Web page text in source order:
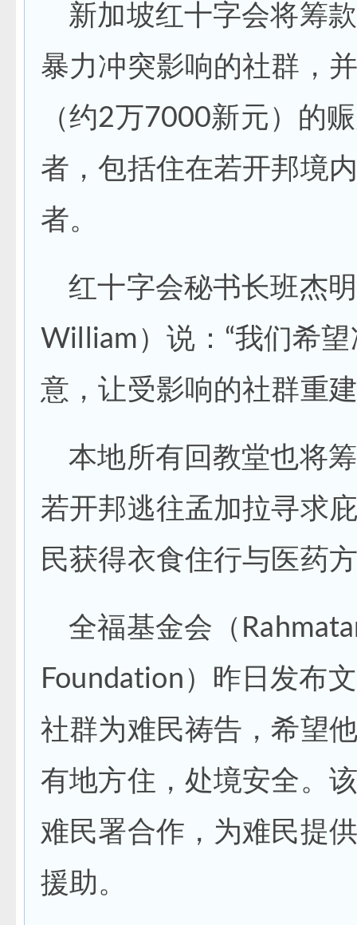
新加坡红十字会将筹
暴力冲突影响的社群，
（约2万7000新元）的
者，包括住在若开邦境
者。
红十字会秘书长班杰
William）说：“我们希
意，让受影响的社群重
本地所有回教堂也将
若开邦逃往孟加拉寻求
民获得衣食住行与医药
全福基金会（
Foundation）昨日发布
社群为难民祷告，希望
有地方住，处境安全。
难民署合作，为难民提
援助。